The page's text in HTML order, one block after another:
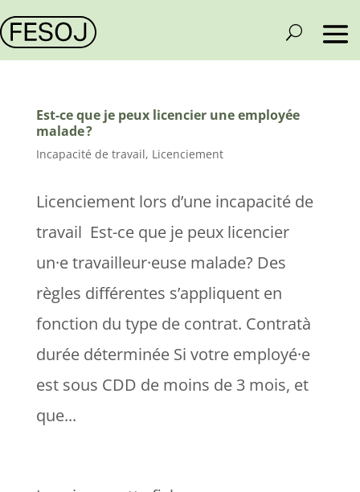
Est-ce que je peux licencier une employée
malade ?
Incapacité de travail, Licenciement
Licenciement lors d’une incapacité de
travail Est-ce que je peux licencier
un·e travailleur·euse malade? Des
règles différentes s’appliquent en
fonction du type de contrat. Contratà
durée déterminée Si votre employé·e
est sous CDD de moins de 3 mois, et
que...